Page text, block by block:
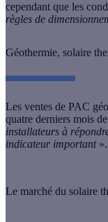
cependant que les
règles de
Géothermie, solaire
Les ventes de PAC
quatre derniers mois
installateurs à
indicateur important».
Le marché du solaire